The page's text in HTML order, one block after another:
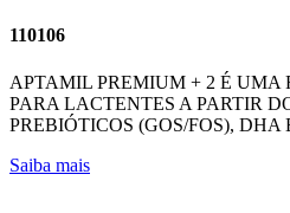
110106
APTAMIL PREMIUM + 2 É
PARA LACTENTES A PARTIR
PREBIÓTICOS (GOS/FOS),
Saiba mais